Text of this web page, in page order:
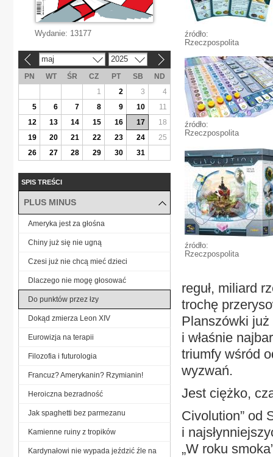
źródło:
Rzeczpospolita
źródło:
Rzeczpospolita
źródło:
Rzeczpospolita
reguł, miliard
trochę
Planszówki już
i właśnie
triumfy wśród
wyzwań.
Jest ciężko,
Civolution” od
i
„W roku
Wydanie: 13177
maj 2025
PN WT ŚR CZ PT SB
ND
1
2 3
4
5
6 7 8 9 10
11
12
13 14 15 16 17
18
19
20 21 22 23 24
25
26
27 28 29 30 31
SPIS TREŚCI
PLUS MINUS
Ameryka jest za głośna
Chiny już się nie ugną
Czesi już nie chcą mieć dzieci
Dlaczego nie mogę głosować
Do punktów przez łzy
Dokąd zmierza Leon XIV
Eurowizja na terapii
Filozofia i futurologia
Francuz? Amerykanin? Rzymianin!
Heroiczna bezradność
Jak spaghetti bez parmezanu
Kamienne ruiny z tropików
Kardynałowi nie wypada jeździć źle na